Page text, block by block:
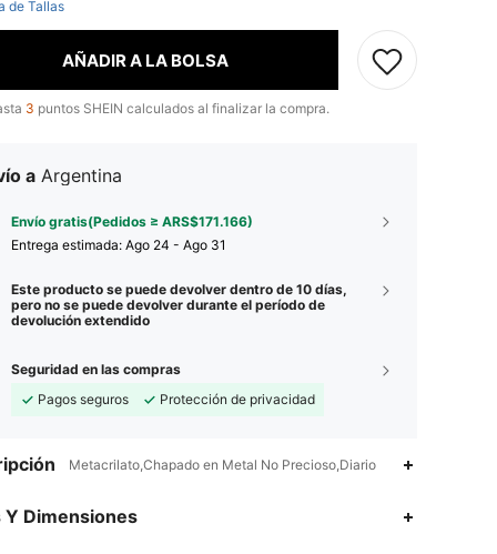
de Tallas
AÑADIR A LA BOLSA
3 puntos SHEIN calculados al finalizar la compra.
a Argentina
Envío gratis(Pedidos ≥ ARS$171.166)
Entrega estimada: Ago 24 - Ago 31
Este producto se puede devolver dentro de 10 días,
pero no se puede devolver durante el período de
devolución extendido
Seguridad en las compras
Pagos seguros
Protección de privacidad
Metacrilato,Chapado en Metal No Precioso,Diario
Y Dimensiones
4,80